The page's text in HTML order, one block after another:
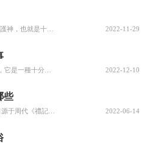
由來:十二生肖也被成為我國的年歲守護神，也就是十二隻年獸。我國傳統公曆的十二生肖一次排列順序為:鼠，牛，虎，兔，龍，蛇，馬，羊，猴，雞，狗，豬。這些野獸都有着傳奇故事！自盤古開天辟地以來，天界十二種野獸乘天神不注意逃離了天界，流落到人間躲進... 2022-11-29
2022-12-10
些
春分的民間風俗有哪些?祭日春分祭日源于周代《禮記》：“祭日于壇”孔穎達疏：“謂春分也”因而這一春分習俗便流傳下來清潘榮陛《帝京歲時紀勝》：“春分祭日，秋分祭月，乃國之大典，士民不得擅祀”祭日雖然比不上祭天與祭地典禮，但其儀式也相當隆重明代皇... 2022-06-14